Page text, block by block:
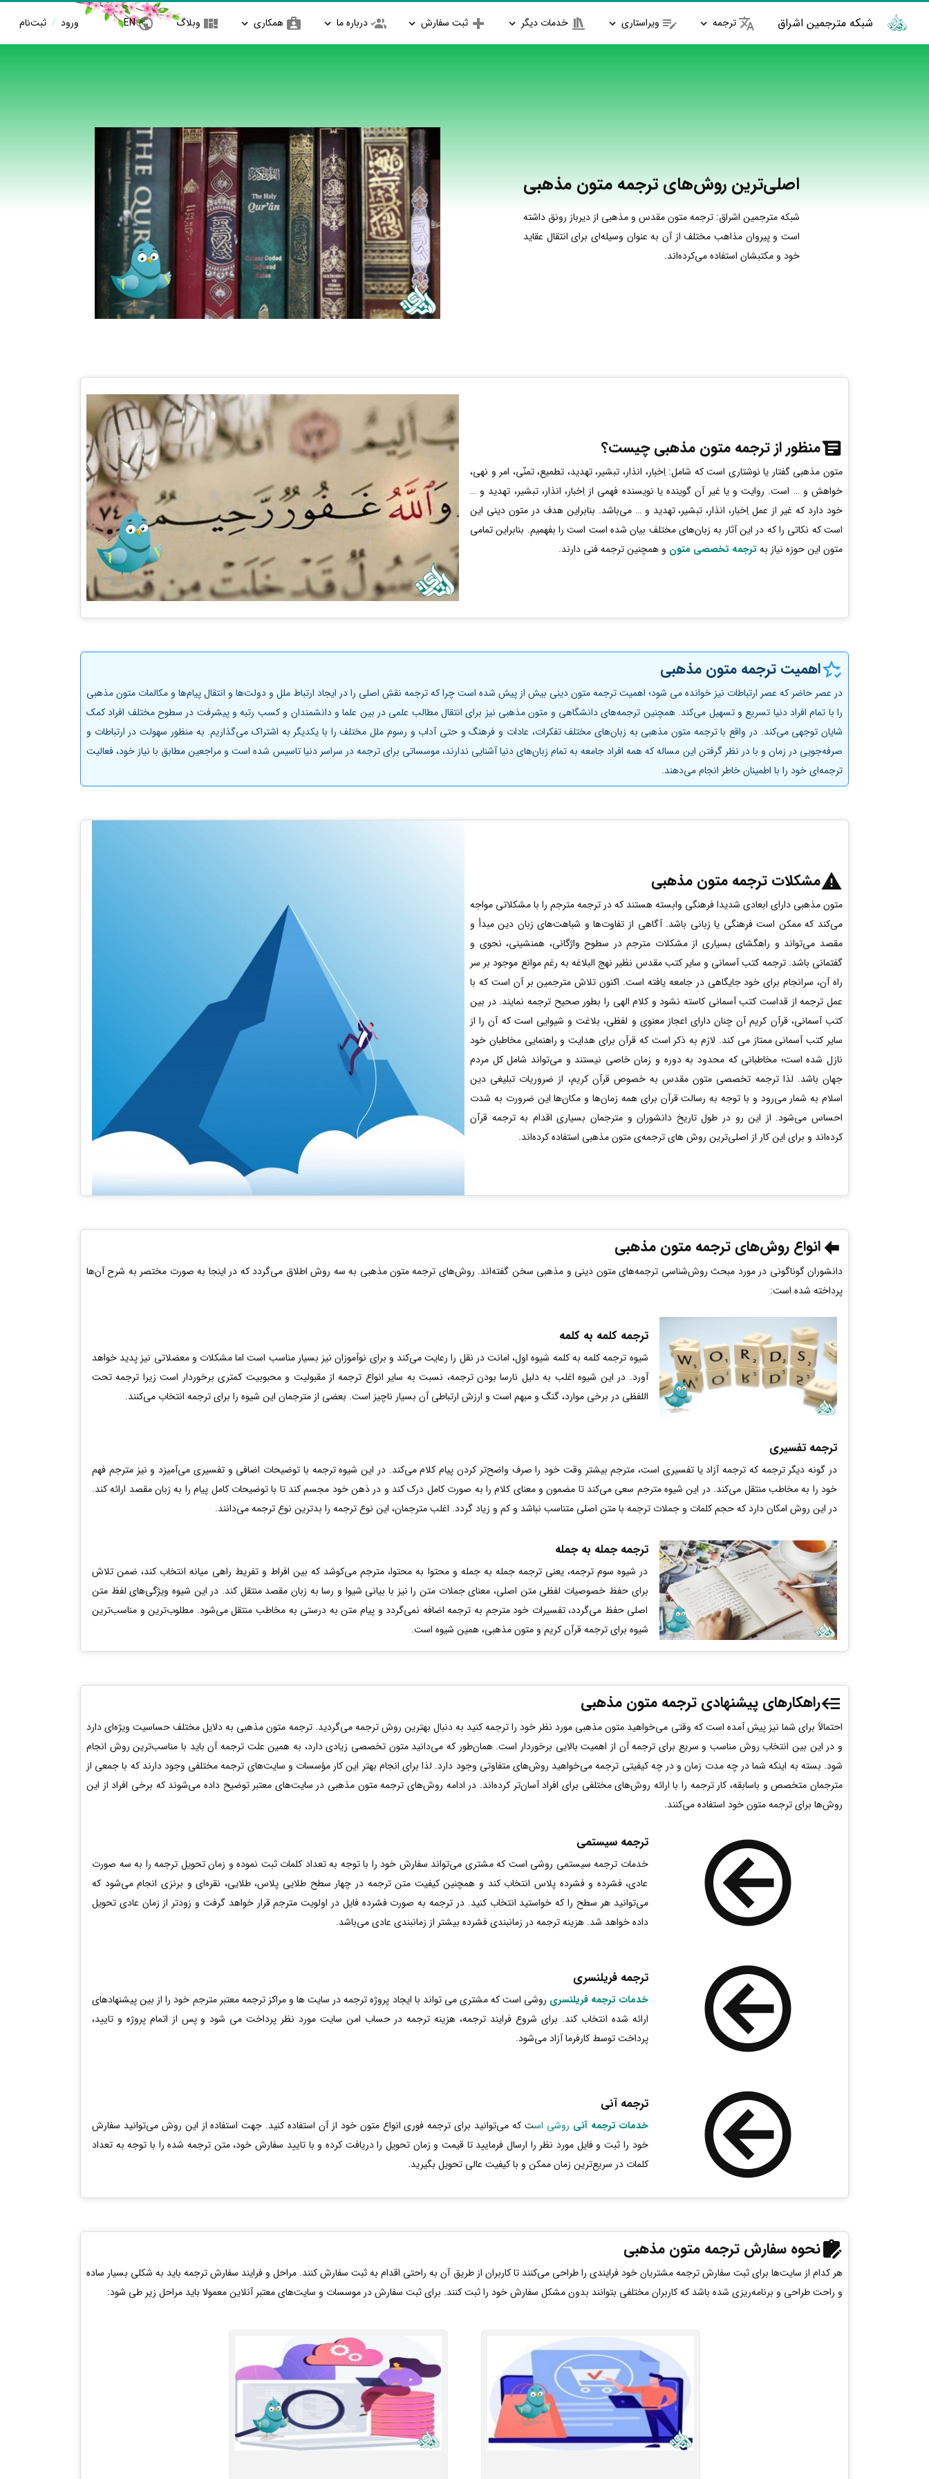
شبکه مترجمین اشراق ترجمه ویراستاری خدمات دیگر ثبت سفارش درباره ما همکاری وبلاگ EN ورود / ثبت‌نام
اصلی‌ترین روش‌های ترجمه‌ متون مذهبی
شبکه مترجمین اشراق: ترجمه متون مقدس و مذهبی از دیرباز رونق داشته
است و پیروان مذاهب مختلف از آن به عنوان وسیله‌ای برای انتقال عقاید
خود و مکتبشان استفاده می‌‌کرده‌اند.
منظور از ترجمه متون مذهبی چیست؟
متون مذهبی گفتار یا نوشتاری است که شامل: اِخبار، انذار، تبشیر، تهدید، تطمیع، تمنّی، امر و نهی،
خواهش و … است. روایت و یا غیر آن گوینده یا نویسنده فهمی از اِخبار، انذار، تبشیر، تهدید و …
خود دارد که غیر از عمل اِخبار، انذار، تبشیر، تهدید و … می‌باشد. بنابراین هدف در متون دینی این
است که نکاتی را که در این آثار به زبان‌های مختلف بیان شده است است را بفهمیم. بنابراین تمامی
متون این حوزه نیاز به ترجمه تخصصی متون و همچنین ترجمه فنی دارند.
اهمیت ترجمه متون مذهبی
در عصر حاضر که عصر ارتباطات نیز خوانده می شود؛ اهمیت ترجمه متون دینی بیش از پیش شده است چرا که ترجمه نقش اصلی را در ایجاد ارتباط ملل و دولت‌ها و انتقال پیام‌ها و مکالمات متون مذهبی
را با تمام افراد دنیا تسریع و تسهیل می‌کند. همچنین ترجمه‌های دانشگاهی و متون مذهبی نیز برای انتقال مطالب علمی در بین علما و دانشمندان و کسب رتبه و پیشرفت در سطوح مختلف افراد کمک
شایان توجهی می‌کند. در واقع با ترجمه متون مذهبی به زبان‌های مختلف تفکرات، عادات و فرهنگ و حتی آداب و رسوم ملل مختلف را با یکدیگر به اشتراک می‌گذاریم. به منظور سهولت در ارتباطات و
صرفه‌جویی در زمان و با در نظر گرفتن این مساله که همه افراد جامعه به تمام زبان‌های دنیا آشنایی ندارند، موسساتی برای ترجمه در سراسر دنیا تاسیس شده است و مراجعین مطابق با نیاز خود، فعالیت
ترجمه‌ای خود را با اطمینان خاطر انجام می‌دهند.
مشکلات ترجمه متون مذهبی
متون مذهبی دارای ابعادی شدیدا فرهنگی وابسته هستند که در ترجمه مترجم را با مشکلاتی مواجه
می‌کند که ممکن است فرهنگی یا زبانی باشد. آگاهی از تفاوت‌ها و شباهت‌های زبان دین مبدأ و
مقصد می‌تواند و راهگشای بسیاری از مشکلات مترجم در سطوح واژگانی، همنشینی، نحوی و
گفتمانی باشد. ترجمه کتب آسمانی و سایر کتب مقدس نظیر نهج البلاغه به رغم موانع موجود بر سر
راه آن، سرانجام برای خود جایگاهی در جامعه یافته است. اکنون تلاش مترجمین بر آن است که با
عمل ترجمه از قداست کتب آسمانی کاسته نشود و کلام الهی را بطور صحیح ترجمه نمایند. در بین
کتب آسمانی، قرآن کریم آن چنان دارای اعجاز معنوی و لفظی، بلاغت و شیوایی است که آن را از
سایر کتب آسمانی ممتاز می کند. لازم به ذکر است که قرآن برای هدایت و راهنمایی مخاطبان خود
نازل شده است؛ مخاطبانی که محدود به دوره و زمان خاصی نیستند و می‌تواند شامل کل مردم
جهان باشد. لذا ترجمه تخصصی متون مقدس به خصوص قرآن کریم، از ضروریات تبلیغی دین
اسلام به شمار می‌‌رود و با توجه به رسالت قرآن برای همه زمان‌ها و مکان‌ها این ضرورت به شدت
احساس می‌شود. از این رو در طول تاریخ دانشوران و مترجمان بسیاری اقدام به ترجمه قرآن
کرده‌اند و برای این کار از اصلی‌ترین روش های ترجمه‌ی متون مذهبی استفاده کرده‌اند.
انواع روش‌های ترجمه متون مذهبی
دانشوران گوناگونی در مورد مبحث روش‌شناسی ترجمه‌های متون دینی و مذهبی سخن گفته‌اند. روش­‌های ترجمه متون مذهبی به سه روش اطلاق می‌گردد که در اینجا به صورت مختصر به شرح آن‌ها
پرداخته شده است:
ترجمه کلمه به کلمه
شیوه ترجمه کلمه به کلمه شیوه اول، امانت در نقل را رعایت می‌کند و برای نوآموزان نیز بسیار مناسب است اما مشکلات و معضلاتی نیز پدید خواهد
آورد. در این شیوه اغلب به دلیل نارسا بودن ترجمه، نسبت به سایر انواع ترجمه از مقبولیت و محبوبیت کمتری برخوردار است زیرا ترجمه تحت
اللفظی در برخی موارد، گنگ و مبهم است و ارزش ارتباطی آن بسیار ناچیز است. بعضی از مترجمان این شیوه را برای ترجمه انتخاب می‌کنند.
ترجمه تفسیری
در گونه دیگر ترجمه که ترجمه آزاد یا تفسیری است، مترجم بیشتر وقت خود را صرف واضح‌تر کردن پیام کلام می‌‌کند. در این شیوه ترجمه با توضیحات اضافی و تفسیری می‌آمیزد و نیز مترجم فهم
خود را به مخاطب منتقل می‌کند. در این شیوه مترجم سعی می‌کند تا مضمون و معنای کلام را به صورت کامل درک کند و در ذهن خود مجسم کند تا با توضیحات کامل پیام را به زبان مقصد ارائه کند.
در این روش امکان دارد که حجم کلمات و جملات ترجمه با متن اصلی متناسب نباشد و کم و زیاد گردد. اغلب مترجمان، این نوع ترجمه را بدترین نوع ترجمه می‌دانند.
ترجمه جمله به جمله
در شیوه سوم ترجمه، یعنی ترجمه­ جمله به جمله و محتوا به محتوا، مترجم می‌کوشد که بین افراط و تفریط راهی میانه انتخاب کند، ضمن تلاش
برای حفظ خصوصیات لفظی متن اصلی، معنای جملات متن را نیز با بیانی شیوا و رسا به زبان مقصد منتقل کند. در این شیوه ویژگی­‌های لفظ متن
اصلی حفظ می‌گردد، تفسیرات خود مترجم به ترجمه اضافه نمی‌گردد و پیام متن به درستی به مخاطب منتقل می‌شود. مطلوب‌ترین و مناسب‌ترین
شیوه برای ترجمه قرآن کریم و متون مذهبی، همین شیوه است.
راهکارهای پیشنهادی ترجمه متون مذهبی
احتمالاً برای شما نیز پیش‌ آمده است که وقتی می‌خواهید متون مذهبی مورد نظر خود را ترجمه کنید به دنبال بهترین روش ترجمه می‌گردید. ترجمه متون مذهبی به دلایل مختلف حساسیت ویژه‌ای دارد
و در این بین انتخاب روش مناسب و سریع برای ترجمه آن از اهمیت بالایی برخوردار است. همان‌طور که می‌دانید متون تخصصی زیادی دارد، به همین علت ترجمه آن باید با مناسب‌ترین روش انجام
شود. بسته به اینکه شما در چه مدت زمان و در چه کیفیتی ترجمه می‌خواهید روش‌های متفاوتی وجود دارد. لذا برای انجام بهتر این کار مؤسسات و سایت‌های ترجمه مختلفی وجود دارند که با جمعی از
مترجمان متخصص و باسابقه، کار ترجمه را با ارائه روش‌های مختلفی برای افراد آسان‌تر کرده‌اند. در ادامه روش‌های ترجمه متون مذهبی در سایت‌های معتبر توضیح داده می‌شوند که برخی افراد از این
روش‌ها برای ترجمه متون خود استفاده می‌کنند.
ترجمه سیستمی
خدمات ترجمه سیستمی روشی است که مشتری می‌تواند سفارش خود را با توجه به تعداد کلمات ثبت نموده و زمان تحویل ترجمه را به سه صورت
عادی، فشرده و فشرده پلاس انتخاب کند و همچنین کیفیت متن ترجمه در چهار سطح طلایی پلاس، طلایی، نقره‌ای و برنزی انجام می‌شود که
می‌توانید هر سطح را که خواستید انتخاب کنید. در ترجمه به صورت فشرده فایل در اولویت مترجم قرار خواهد گرفت و زودتر از زمان عادی تحویل
داده خواهد شد. هزینه ترجمه در زمانبندی فشرده بیشتر از زمانبندی عادی می‌باشد.
ترجمه فریلنسری
خدمات ترجمه فریلنسری روشی است که مشتری می تواند با ایجاد پروژه ترجمه در سایت ها و مراکز ترجمه معتبر مترجم خود را از بین پیشنهادهای
ارائه شده انتخاب کند. برای شروع فرایند ترجمه، هزینه ترجمه در حساب امن سایت مورد نظر پرداخت می شود و پس از اتمام پروژه و تایید،
پرداخت توسط کارفرما آزاد می‌شود.
ترجمه آنی
خدمات ترجمه آنی روشی است که می‌توانید برای ترجمه فوری انواع متون خود از آن استفاده کنید. جهت استفاده از این روش می‌توانید سفارش
خود را ثبت و فایل مورد نظر را ارسال فرمایید تا قیمت و زمان تحویل را دریافت کرده و با تایید سفارش خود، متن ترجمه شده را با توجه به تعداد
کلمات در سریع‌ترین زمان ممکن و با کیفیت عالی تحویل بگیرید.
نحوه سفارش ترجمه متون مذهبی
هر کدام از سایت‌ها برای ثبت سفارش ترجمه مشتریان خود فرایندی را طراحی می‌کنند تا کاربران از طریق آن به راحتی اقدام به ثبت سفارش کنند. مراحل و فرایند سفارش ترجمه باید به شکلی بسیار ساده
و راحت طراحی و برنامه‌ریزی شده باشد که کاربران مختلفی بتوانند بدون مشکل سفارش خود را ثبت کنند. برای ثبت سفارش در موسسات و سایت‌های معتبر آنلاین معمولا باید مراحل زیر طی شود: